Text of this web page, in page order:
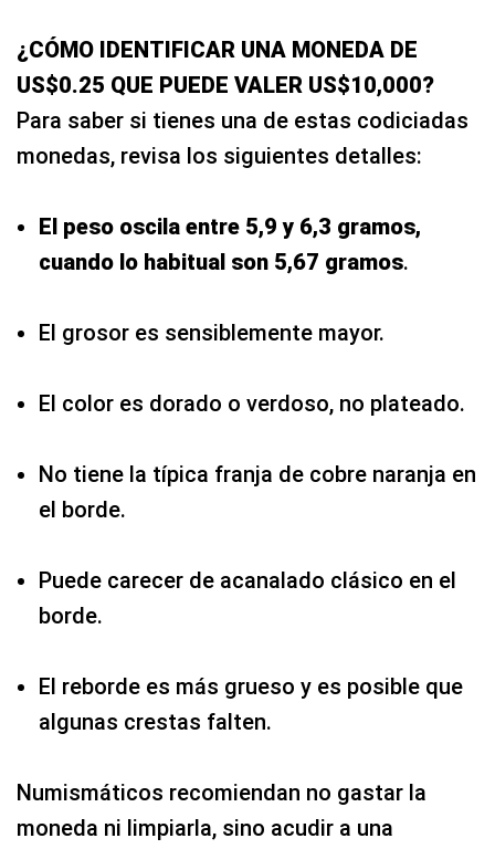
¿CÓMO IDENTIFICAR UNA MONEDA DE
US$0.25 QUE PUEDE VALER US$10,000?
Para saber si tienes una de estas codiciadas
monedas, revisa los siguientes detalles:
El peso oscila entre 5,9 y 6,3 gramos,
cuando lo habitual son 5,67 gramos.
El grosor es sensiblemente mayor.
El color es dorado o verdoso, no plateado.
No tiene la típica franja de cobre naranja en
el borde.
Puede carecer de acanalado clásico en el
borde.
El reborde es más grueso y es posible que
algunas crestas falten.
Numismáticos recomiendan no gastar la
moneda ni limpiarla, sino acudir a una